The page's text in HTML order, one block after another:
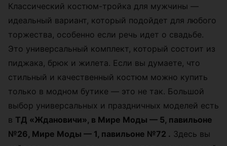
Классический костюм-тройка для мужчины —
идеальный вариант, который подойдет для любого
торжества, особенно если речь идет о свадьбе.
Это универсальный комплект, который состоит из
пиджака, брюк и жилета. Если вы думаете, что
стильный и качественный костюм можно купить
только в модном бутике — это не так. Большой
выбор универсальных и праздничных моделей есть
в ТД «Ждановичи», в Мире Моды — 5, павильоне
№26, Мире Моды — 1, павильоне №72 . Здесь вы